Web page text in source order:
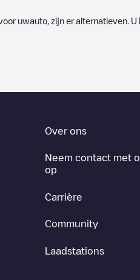
uwauto, zijn er alternatieven.
Over ons
Neem contact met
op
Carrière
Community
Laadstations